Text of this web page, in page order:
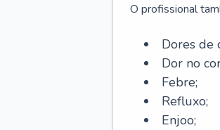
O profissional
Dores de
Dor no
Febre;
Refluxo;
Enjoo;